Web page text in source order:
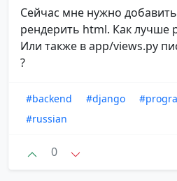
Сейчас мне нужно
рендерить html. Как лучше
Или также в app/views.py
?
#backend #django
#russian
0